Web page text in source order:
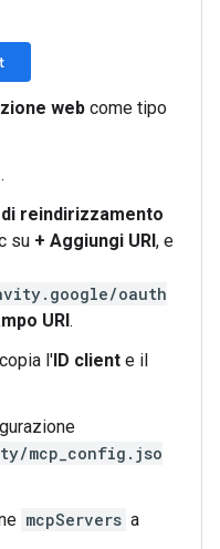
web come tipo
.
di reindirizzamento
su + Aggiungi URI, e
oauth
URI.
l'ID client e il
mcp_config.jso
mcpServers a